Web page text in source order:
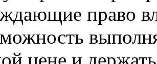
право
цене и